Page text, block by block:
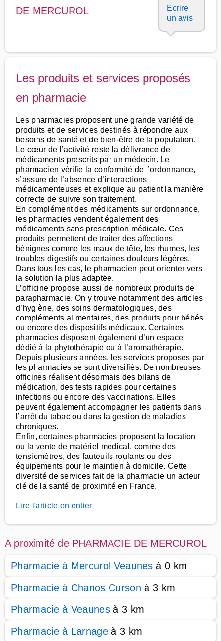
DE MERCUROL
Ecrire
un avis
Les produits et services proposés
en pharmacie
Les pharmacies proposent une grande variété de
produits et de services destinés à répondre aux
besoins de santé et de bien-être de la population.
Le cœur de l’activité reste la délivrance de
médicaments prescrits par un médecin. Le
pharmacien vérifie la conformité de l’ordonnance,
s’assure de l’absence d’interactions
médicamenteuses et explique au patient la manière
correcte de suivre son traitement.
En complément des médicaments sur ordonnance,
les pharmacies vendent également des
médicaments sans prescription médicale. Ces
produits permettent de traiter des affections
bénignes comme les maux de tête, les rhumes, les
troubles digestifs ou certaines douleurs légères.
Dans tous les cas, le pharmacien peut orienter vers
la solution la plus adaptée.
L’officine propose aussi de nombreux produits de
parapharmacie. On y trouve notamment des articles
d’hygiène, des soins dermatologiques, des
compléments alimentaires, des produits pour bébés
ou encore des dispositifs médicaux. Certaines
pharmacies disposent également d’un espace
dédié à la phytothérapie ou à l’aromathérapie.
Depuis plusieurs années, les services proposés par
les pharmacies se sont diversifiés. De nombreuses
officines réalisent désormais des bilans de
médication, des tests rapides pour certaines
infections ou encore des vaccinations. Elles
peuvent également accompagner les patients dans
l’arrêt du tabac ou dans la gestion de maladies
chroniques.
Enfin, certaines pharmacies proposent la location
ou la vente de matériel médical, comme des
tensiomètres, des fauteuils roulants ou des
équipements pour le maintien à domicile. Cette
diversité de services fait de la pharmacie un acteur
clé de la santé de proximité en France.
Lire l'article en entier
A proximité de PHARMACIE DE MERCUROL
Pharmacie à Mercurol Veaunesà 0 km
Pharmacie à Chanos Curson à 3 km
Pharmacie à Veaunes à 3 km
Pharmacie à Larnage à 3 km